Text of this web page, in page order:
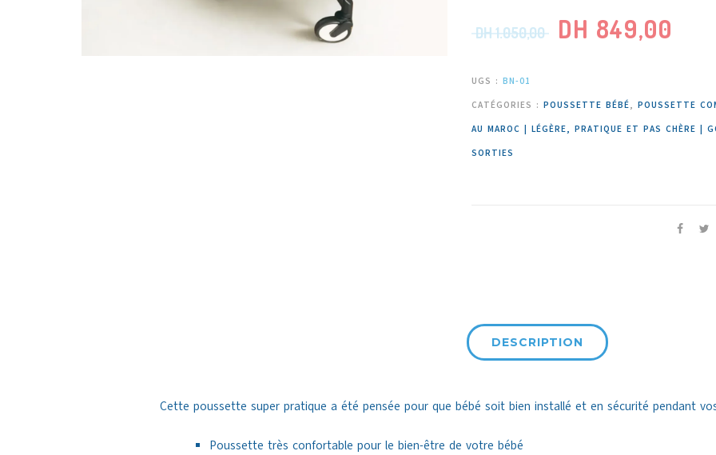
DH1.050,00 DH 849,00
UGS : BN-01
CATÉGORIES : POUSSETTE BÉBÉ, POUSSETTE
AU MAROC | LÉGÈRE, PRATIQUE ET PAS CHÈRE |
SORTIES
DESCRIPTION
Cette poussette super pratique a été pensée pour que bébé soit bien installé et en sécurité pendant
Poussette très confortable pour le bien-être de votre bébé